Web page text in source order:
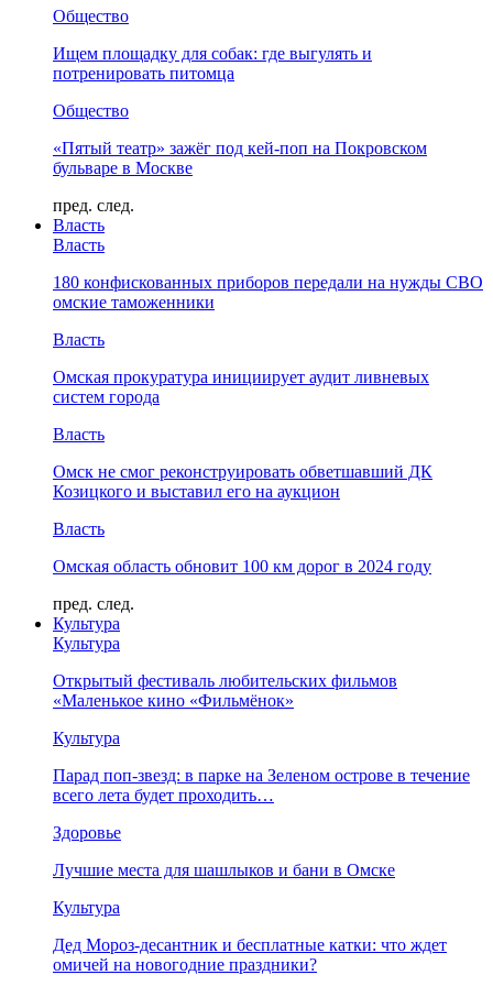
Общество
Ищем площадку для собак: где выгулять и
потренировать питомца
Общество
«Пятый театр» зажёг под кей-поп на Покровском
бульваре в Москве
пред. след.
Власть
Власть
180 конфискованных приборов передали на нужды СВО
омские таможенники
Власть
Омская прокуратура инициирует аудит ливневых
систем города
Власть
Омск не смог реконструировать обветшавший ДК
Козицкого и выставил его на аукцион
Власть
Омская область обновит 100 км дорог в 2024 году
пред. след.
Культура
Культура
Открытый фестиваль любительских фильмов
«Маленькое кино «Фильмёнок»
Культура
Парад поп-звезд: в парке на Зеленом острове в течение
всего лета будет проходить…
Здоровье
Лучшие места для шашлыков и бани в Омске
Культура
Дед Мороз-десантник и бесплатные катки: что ждет
омичей на новогодние праздники?